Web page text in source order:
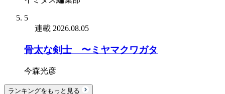
5
連載 2026.08.05
骨太な剣士 〜ミヤマクワガタ
今森光彦
ランキングをもっと見る